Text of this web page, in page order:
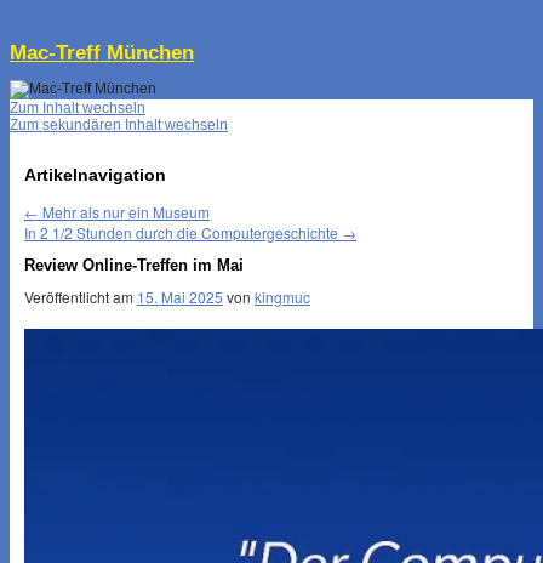
Mac-Treff München
Zum Inhalt wechseln
Zum sekundären Inhalt wechseln
Artikelnavigation
← Mehr als nur ein Museum
In 2 1/2 Stunden durch die Computergeschichte →
Review Online-Treffen im Mai
Veröffentlicht am 15. Mai 2025 von kingmuc